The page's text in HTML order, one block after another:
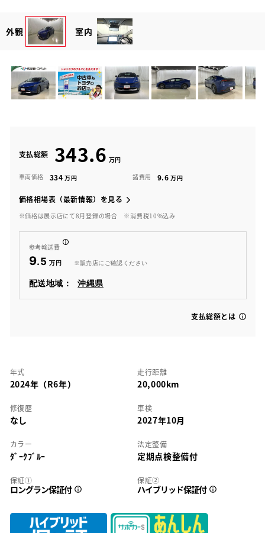
外観 室内
支払総額 343.6
車両価格 334 諸費用 9.6
価格相場表（最新情報）を見る
※価格は展示店にて8月登録の場合 ※消費税10%込み
参考輸送費
9.5 ※販売店にご確認ください
配送地域： 沖縄県
支払総額とは
年式
2024年（R6年）
走行距離
20,000km
修復歴
なし
車検
2027年10月
カラー
ﾀﾞｰｸﾌﾞﾙｰ
法定整備
定期点検整備付
保証①
ロングラン保証付
保証②
ハイブリッド保証付